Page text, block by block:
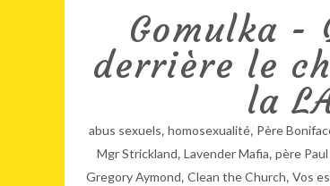
Gomulka -
derrière le
la
abus sexuels, homosexualité, Père
Mgr Strickland, Lavender Mafia, père
Gregory Aymond, Clean the Church, Vos